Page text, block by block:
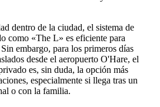
dentro de la ciudad, el sistema de
como «The L» es eficiente para
embargo, para los primeros días
desde el aeropuerto O'Hare, el
es, sin duda, la opción más
especialmente si llega tras un
o con la familia.